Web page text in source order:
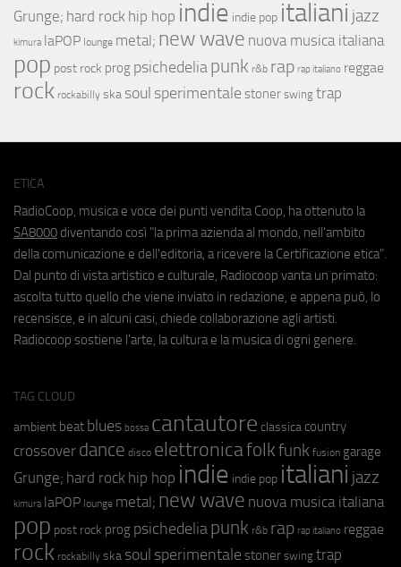
Grunge; hard rock hip hop indie indie pop italiani jazz
kimura laPOP lounge metal; new wave nuova musica italiana
pop post rock prog psichedeliapunk r&b rap rap italiano reggae
rock rockabilly ska soul sperimentale stoner swing trap
ETICA
RadioCoop, musica e voce dei punti vendita Coop, ha ottenuto la
SA8000 diventando così "la prima azienda al mondo, nell'ambito
della comunicazione e dell'editoria, a ricevere la Certificazione etica".
Dal punto di vista artistico e culturale, Radiocoop vanta un primato:
ascolta tutto quello che viene inviato in redazione, e appena può, lo
recensisce, e in alcuni casi, chiede collaborazione agli artisti.
Radiocoop sostiene l'arte, la cultura e la musica di ogni genere.
TAG CLOUD
ambient beat blues bossa cantautore classica country
crossover dance disco elettronicafolkfunk fusion garage
Grunge; hard rock hip hop indie indie pop italiani jazz
kimura laPOP lounge metal; new wave nuova musica italiana
pop post rock prog psichedeliapunk r&b rap rap italiano reggae
rock rockabilly ska soul sperimentale stoner swing trap